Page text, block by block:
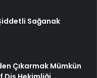
Sağanak
Çıkarmak Mümkün